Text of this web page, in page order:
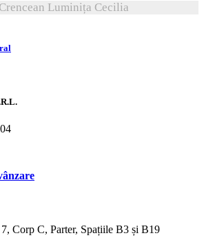
Crencean Luminița Cecilia
Corp C, Parter, Spațiile B3 și B19